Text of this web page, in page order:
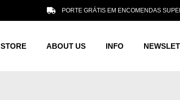
PORTE GRÁTIS EM ENCOMENDAS
STORE ABOUT US INFO